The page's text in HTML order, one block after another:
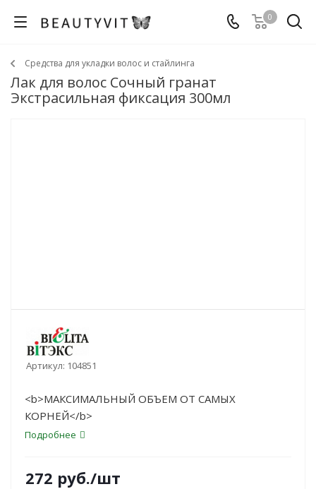
0
Средства для укладки волос и стайлинга
Лак для волос Сочный гранат
Экстрасильная фиксация 300мл
Артикул: 104851
<b>МАКСИМАЛЬНЫЙ ОБЪЕМ ОТ САМЫХ
КОРНЕЙ</b>
Подробнее
272 руб./шт